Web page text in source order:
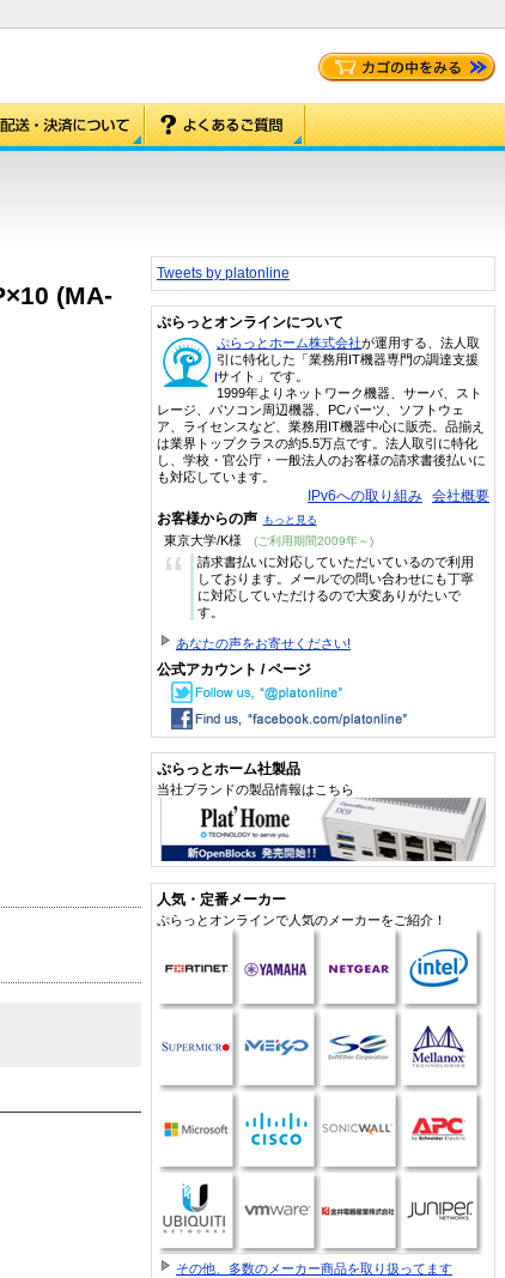
(MA-
Tweets by platonline
ぷらっとオンラインについて
ぷらっとホーム株式会社が運用する、法人取
引に特化した「業務用IT機器専門の調達支援
サイト」です。
1999年よりネットワーク機器、サーバ、スト
レージ、パソコン周辺機器、PCパーツ、ソフトウェ
ア、ライセンスなど、業務用IT機器中心に販売。品揃え
は業界トップクラスの約5.5万点です。法人取引に特化
し、学校・官公庁・一般法人のお客様の請求書後払いに
も対応しています。
IPv6への取り組み 会社概要
お客様からの声 もっと見る
東京大学/K様 (ご利用期間2009年～)
“
請求書払いに対応していただいているので利用
しております。メールでの問い合わせにも丁寧
に対応していただけるので大変ありがたいで
す。
あなたの声をお寄せください!
公式アカウント / ページ
ぷらっとホーム社製品
当社ブランドの製品情報はこちら
人気・定番メーカー
ぷらっとオンラインで人気のメーカーをご紹介！
その他、多数のメーカー商品を取り扱ってます